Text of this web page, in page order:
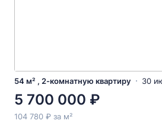
54 м² , 2-комнатную квартиру 30
5 700 000 ₽
104 780 ₽ за м²